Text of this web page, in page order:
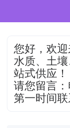
您好，欢迎
水质、土
站式供应！
请您留言
第一时间